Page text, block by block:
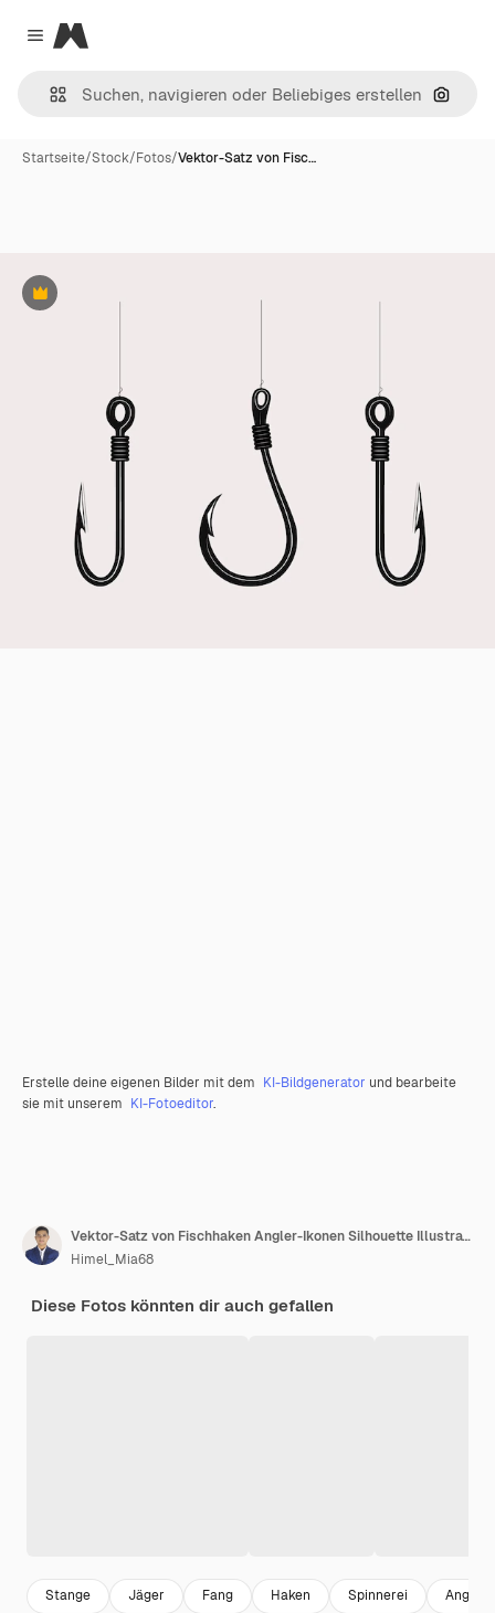
Close menu
Magnific
Nach
Startseite/Stock/Fotos/Vektor-Satz von Fisc…
Premium
Erstelle deine eigenen Bilder mit dem KI-Bildgenerator und bearbeite
sie mit unserem KI-Fotoeditor.
Vektor-Satz von Fischhaken Angler-Ikonen Silhouette Illustrationen
Himel_Mia68
Diese Fotos könnten dir auch gefallen
Stange Jäger Fang Haken Spinnerei